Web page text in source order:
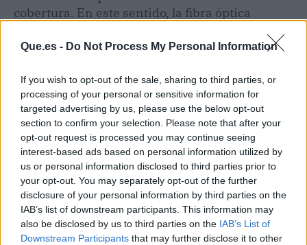
Que.es - Do Not Process My Personal Information
If you wish to opt-out of the sale, sharing to third parties, or
processing of your personal or sensitive information for
targeted advertising by us, please use the below opt-out
section to confirm your selection. Please note that after your
opt-out request is processed you may continue seeing
interest-based ads based on personal information utilized by
us or personal information disclosed to third parties prior to
your opt-out. You may separately opt-out of the further
disclosure of your personal information by third parties on the
IAB’s list of downstream participants. This information may
also be disclosed by us to third parties on the IAB’s List of
Downstream Participants that may further disclose it to other
cobertura. En este sentido, la fibra óptica
router, mientras que el wifi se encarga de
través de fibra óptica plástica para que los
diferentes dispositivos inalámbricos internos
del hogar puedan acceder a internet.
Un par de ejemplos claros sobre la utilidad de la
fibra óptica plástica se encuentran en las
instalaciones de placas solares y cargadores
eléctricos, los cuales necesitan conexión a
internet para la gestión de los datos generados
por ellos. La conexión a internet de estos